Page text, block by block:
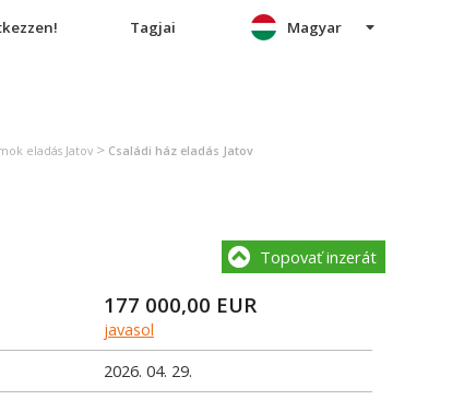
Tagjai Magyar
eladás Jatov > Családi ház eladás Jatov
Topovať inzerát
177 000,00 EUR
javasol
2026. 04. 29.